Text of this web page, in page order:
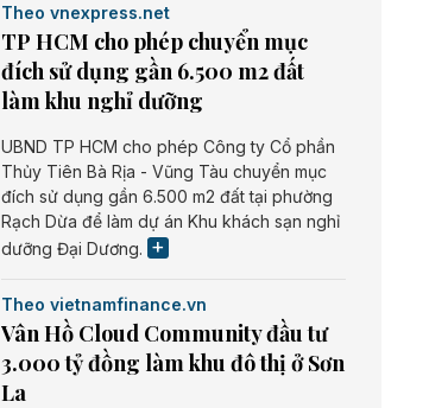
Theo vnexpress.net
TP HCM cho phép chuyển mục
đích sử dụng gần 6.500 m2 đất
làm khu nghỉ dưỡng
UBND TP HCM cho phép Công ty Cổ phần
Thủy Tiên Bà Rịa - Vũng Tàu chuyển mục
đích sử dụng gần 6.500 m2 đất tại phường
Rạch Dừa để làm dự án Khu khách sạn nghỉ
dưỡng Đại Dương.
Theo vietnamfinance.vn
Vân Hồ Cloud Community đầu tư
3.000 tỷ đồng làm khu đô thị ở Sơn
La